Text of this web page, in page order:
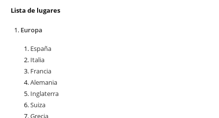
Lista de lugares
Europa
España
Italia
Francia
Alemania
Inglaterra
Suiza
Grecia